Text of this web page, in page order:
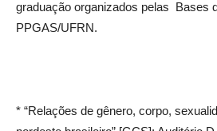
graduação organizados pelas Bases
PPGAS/UFRN.
* “Relações de gênero, corpo,